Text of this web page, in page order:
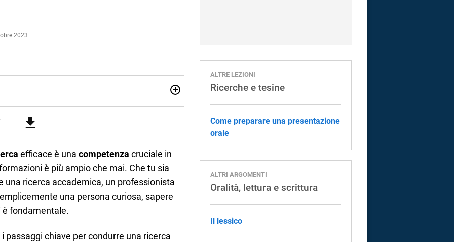
2023
i saggi storici, la cucina e la mia Honda CBF500. Non ho
efficace è una competenza cruciale in
è più ampio che mai. Che tu sia
una ricerca accademica, un professionista
una persona curiosa, sapere
fondamentale.
passaggi chiave per condurre una ricerca
ALTRE LEZIONI
Ricerche e tesine
Come preparare una presentazione
orale
ALTRI ARGOMENTI
Oralità, lettura e scrittura
Il lessico